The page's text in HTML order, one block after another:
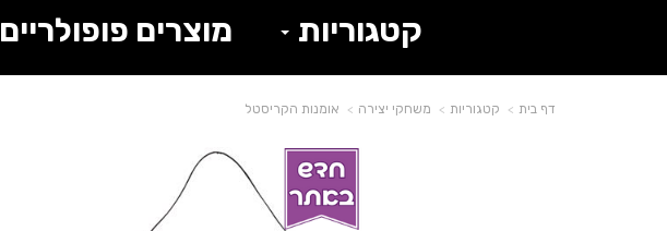
קטגוריות מוצרים פופולריים
דף בית קטגוריות משחקי יצירה אומנות הקריסטל